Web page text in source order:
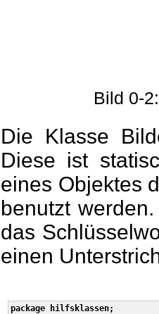
Bild 0-
Die Klasse
Diese ist
eines Objektes
benutzt
das
einen
package hilfsklassen;